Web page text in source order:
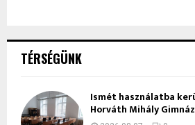
TÉRSÉGÜNK
Ismét használatba
Horváth Mihály